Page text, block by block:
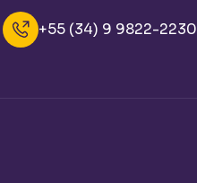
+55 (34) 9 9822-2230